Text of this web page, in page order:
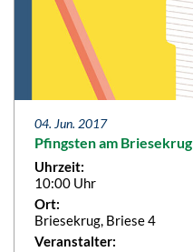
04. Jun. 2017
Pfingsten am Briesekrug
Uhrzeit:
10:00 Uhr
Ort:
Briesekrug, Briese 4
Veranstalter: